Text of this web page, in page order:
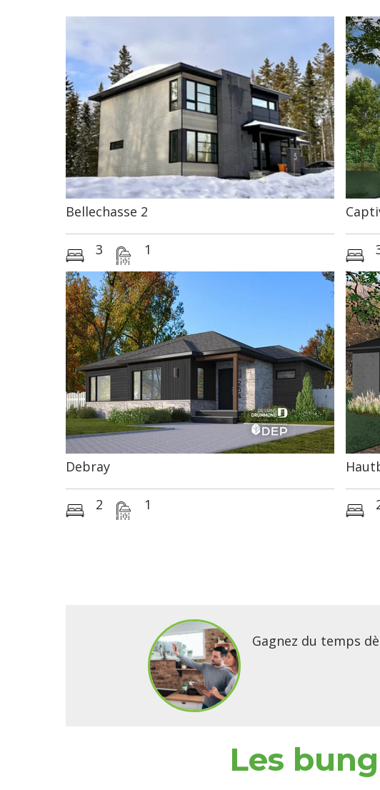
Bigénérations
Bellechasse 2
3 1
Debray
2 1
Gagnez du temps
Les